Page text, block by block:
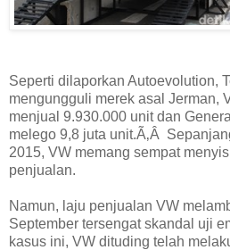
Seperti dilaporkan Autoevolution,
mengungguli merek asal Jerman,
menjual 9.930.000 unit dan
melego 9,8 juta unit.Ã‚Â
2015, VW memang sempat
penjualan.
Namun, laju penjualan VW
September tersengat skandal uji
kasus ini, VW dituding telah